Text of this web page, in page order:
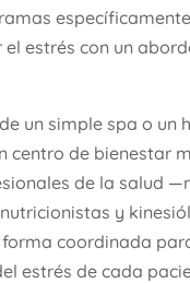
el estrés con un
un simple spa o un
centro de bienestar
de la salud
y
coordinada
estrés de cada